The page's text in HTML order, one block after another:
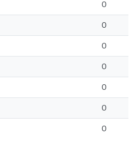
0
0
0
0
0
0
0